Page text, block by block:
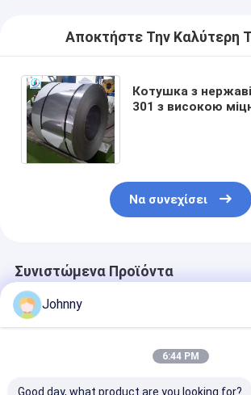
Αποκτήστε Την Καλύτερη
Котушка з
301 з високою
Να συνεχίσει
Συνιστώμενα Προϊόντα
Johnny
6:44 PM
Good day, what product are you looking for?